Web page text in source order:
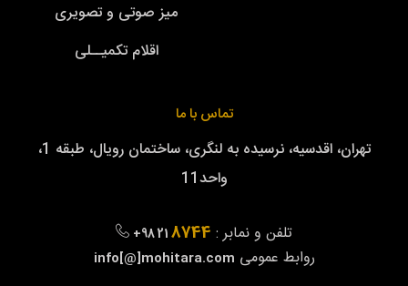
میز صوتی و تصویری
اقلام تکمیــلی
تماس با ما
تهران، اقدسیه، نرسیده به لنگری، ساختمان رویال، طبقه 1،
واحد11
تلفن و نمابر : +98 218744
روابط عمومی info[@]mohitara.com